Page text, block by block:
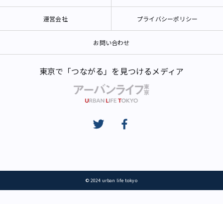
運営会社 プライバシーポリシー
お問い合わせ
東京で「つながる」を見つけるメディア
© 2024 urban life tokyo